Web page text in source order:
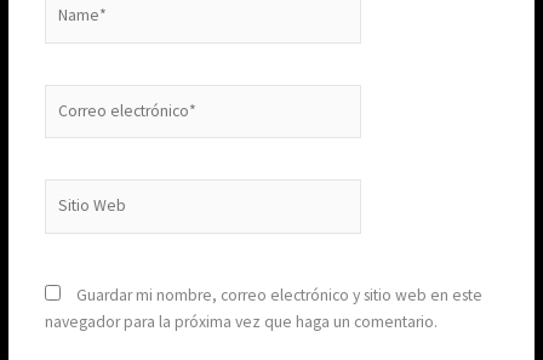
electrónico*
Web
Guardar mi nombre, correo electrónico y sitio web en este
navegador para la próxima vez que haga un comentario.